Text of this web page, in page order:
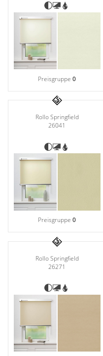
Preisgruppe0
Rollo Springfield
26041
Preisgruppe0
Rollo Springfield
26271